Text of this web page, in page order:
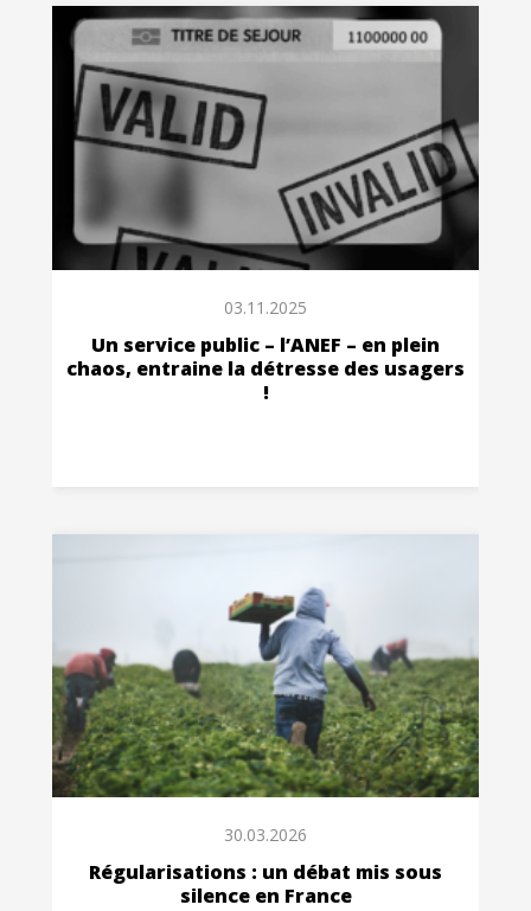
03.11.2025
Un service public – l’ANEF – en plein
chaos, entraine la détresse des usagers
!
30.03.2026
Régularisations : un débat mis sous
silence en France